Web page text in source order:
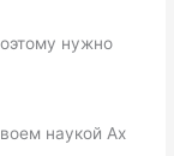
нужно
наукой Ах